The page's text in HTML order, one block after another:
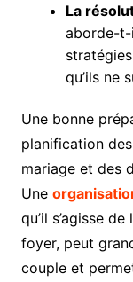
La
aborde-t-
qu’ils ne
Une bonne
planification
mariage et des
Une
qu’il s’agisse
foyer, peut
couple et